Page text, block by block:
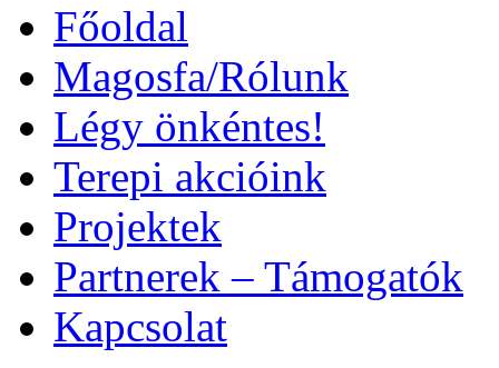
Főoldal
Magosfa/Rólunk
Légy önkéntes!
Terepi akcióink
Projektek
Partnerek – Támogatók
Kapcsolat